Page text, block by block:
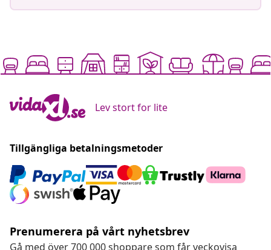
Lev stort for lite
Tillgängliga betalningsmetoder
Prenumerera på vårt nyhetsbrev
Gå med över 700 000 shoppare som får veckovisa